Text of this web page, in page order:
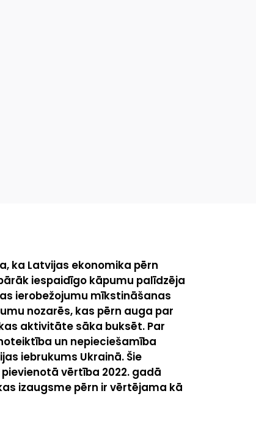
ka Latvijas ekonomika pērn
iespaidīgo kāpumu palīdzēja
ierobežojumu mīkstināšanas
nozarēs, kas pērn auga par
aktivitāte sāka buksēt. Par
un nepieciešamība
iebrukums Ukrainā. Šie
vērtība 2022. gadā
izaugsme pērn ir vērtējama kā